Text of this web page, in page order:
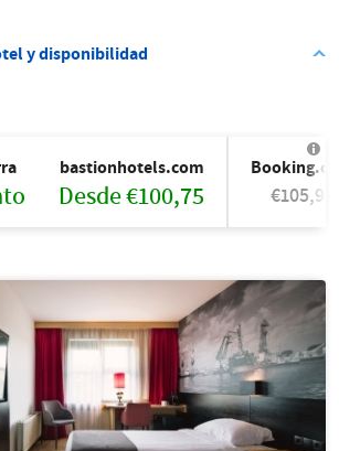
y disponibilidad
bastionhotels.com
Desde €100,75 €105,95